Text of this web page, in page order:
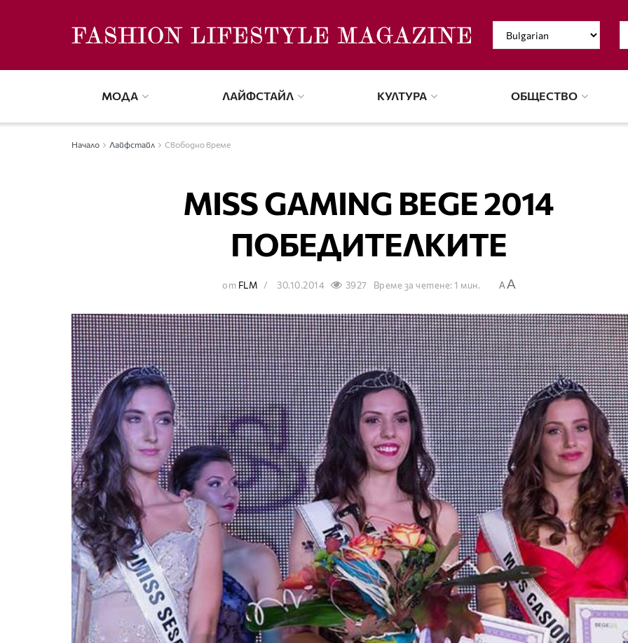
МОДА ЛАЙФСТАЙЛ КУЛТУРА ОБЩЕСТВО
Начало Лайфстайл Свободно време
MISS GAMING BEGE 2014
ПОБЕДИТЕЛКИТЕ
от FLM 30.10.2014 3927 Време за четене: 1 мин. AA